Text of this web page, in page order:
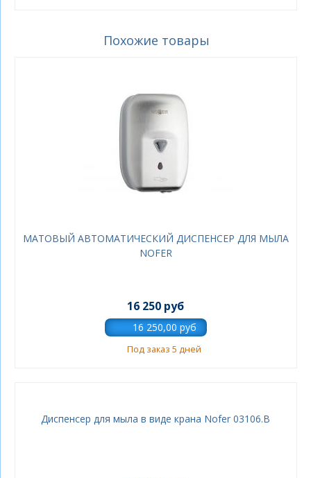
Похожие товары
МАТОВЫЙ АВТОМАТИЧЕСКИЙ ДИСПЕНСЕР ДЛЯ МЫЛА
NOFER
16 250 руб
Под заказ 5 дней
Диспенсер для мыла в виде крана Nofer 03106.B